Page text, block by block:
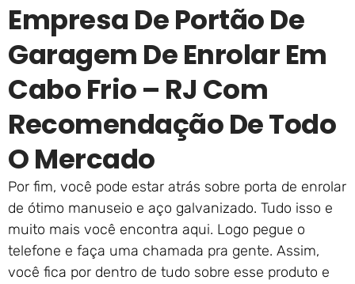
Empresa De Portão De
Garagem De Enrolar Em
Cabo Frio – RJ Com
Recomendação De Todo
O Mercado
Por fim, você pode estar atrás sobre porta de enrolar
de ótimo manuseio e aço galvanizado. Tudo isso e
muito mais você encontra aqui. Logo pegue o
telefone e faça uma chamada pra gente. Assim,
você fica por dentro de tudo sobre esse produto e